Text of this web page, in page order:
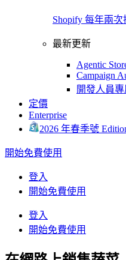
Shopify 每年兩次
最新更新
Agentic
Campaign
開發人員
定價
Enterprise
2026 年春季號
開始免費使用
登入
開始免費使用
登入
開始免費使用